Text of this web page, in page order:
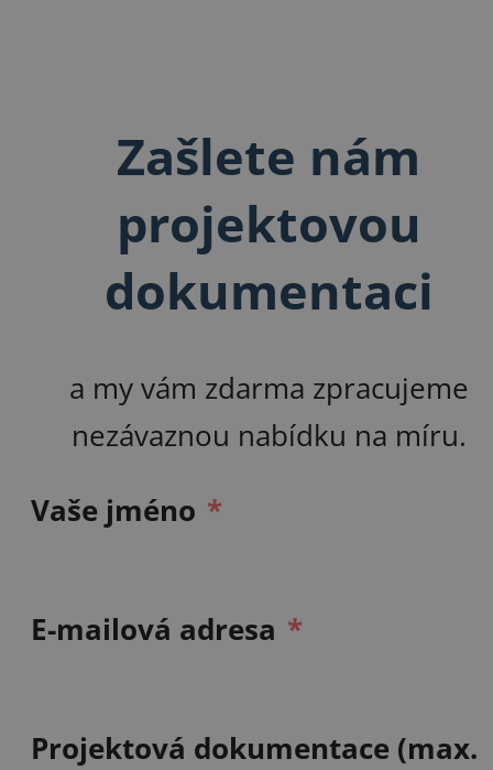
Zašlete nám
projektovou
dokumentaci
a my vám zdarma zpracujeme
nezávaznou nabídku na míru.
Vaše jméno
E-mailová adresa
Projektová dokumentace (max.